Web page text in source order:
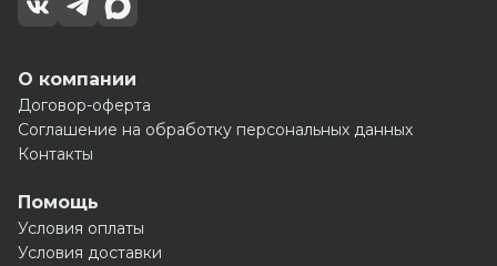
О компании
Договор-оферта
Соглашение на обработку персональных данных
Контакты
Помощь
Условия оплаты
Условия доставки